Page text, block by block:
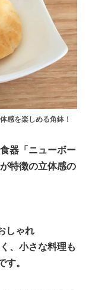
感を楽しめる角鉢！
器「ニューボー
特徴の立体感の
しゃれ
、小さな料理も
。